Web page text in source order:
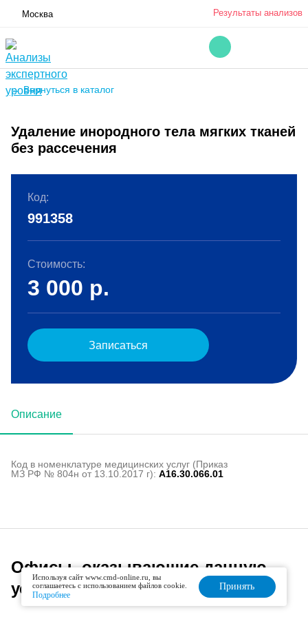
Москва Результаты анализов
← Вернуться в каталог
Удаление инородного тела мягких тканей
без рассечения
Описание
Код в номенклатуре медицинских услуг (Приказ
МЗ РФ № 804н от 13.10.2017 г): A16.30.066.01
Код:
991358
Стоимость:
3 000 р.
Записаться
Офисы, оказывающие данную
услугу
Используя сайт www.cmd-online.ru, вы
соглашаетесь с использованием файлов cookie.
Подробнее
Принять